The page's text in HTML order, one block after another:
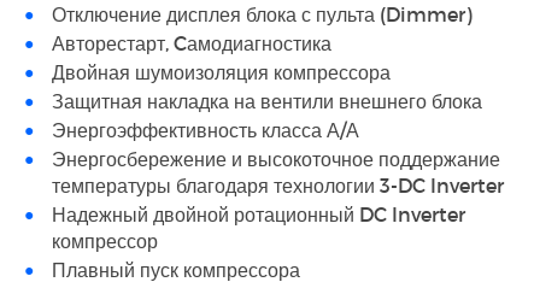
Отключение дисплея блока с пульта (Dimmer)
Авторестарт, Cамодиагностика
Двойная шумоизоляция компрессора
Защитная накладка на вентили внешнего блока
Энергоэффективность класса А/А
Энергосбережение и высокоточное поддержание
температуры благодаря технологии 3-DC Inverter
Надежный двойной ротационный DC Inverter
компрессор
Плавный пуск компрессора